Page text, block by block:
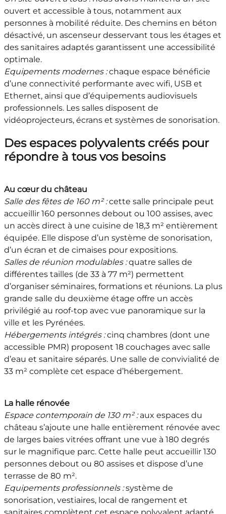
ouvert et accessible à tous, notamment aux
personnes à mobilité réduite. Des chemins en béton
désactivé, un ascenseur desservant tous les étages et
des sanitaires adaptés garantissent une accessibilité
optimale.
Equipements modernes :chaque espace bénéficie
d’une connectivité performante avec wifi, USB et
Ethernet, ainsi que d’équipements audiovisuels
professionnels. Les salles disposent de
vidéoprojecteurs, écrans et systèmes de sonorisation.
Des espaces polyvalents créés pour
répondre à tous vos besoins
Au cœur du château
Salle des fêtes de 160 m² :cette salle principale peut
accueillir 160 personnes debout ou 100 assises, avec
un accès direct à une cuisine de 18,3 m² entièrement
équipée. Elle dispose d’un système de sonorisation,
d’un écran et de cimaises pour expositions.
Salles de réunion modulables :quatre salles de
différentes tailles (de 33 à 77 m²) permettent
d’organiser séminaires, formations et réunions. La plus
grande salle du deuxième étage offre un accès
privilégié au roof-top avec vue panoramique sur la
ville et les Pyrénées.
Hébergements intégrés :cinq chambres (dont une
accessible PMR) proposent 18 couchages avec salle
d’eau et sanitaire séparés. Une salle de convivialité de
33 m² complète cet espace d’hébergement.
La halle rénovée
Espace contemporain de 130 m² :aux espaces du
château s’ajoute une halle entièrement rénovée avec
de larges baies vitrées offrant une vue à 180 degrés
sur le magnifique parc. Cette halle peut accueillir 130
personnes debout ou 80 assises et dispose d’une
terrasse de 80 m².
Equipements professionnels :système de
sonorisation, vestiaires, local de rangement et